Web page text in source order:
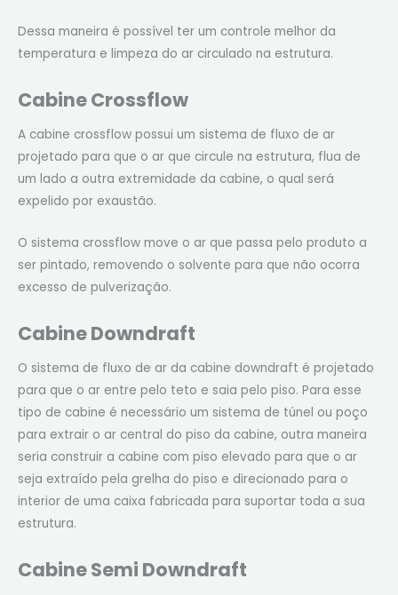
Dessa maneira é possível ter um controle melhor da
temperatura e limpeza do ar circulado na estrutura.
Cabine Crossflow
A cabine crossflow possui um sistema de fluxo de ar
projetado para que o ar que circule na estrutura, flua de
um lado a outra extremidade da cabine, o qual será
expelido por exaustão.
O sistema crossflow move o ar que passa pelo produto a
ser pintado, removendo o solvente para que não ocorra
excesso de pulverização.
Cabine Downdraft
O sistema de fluxo de ar da cabine downdraft é projetado
para que o ar entre pelo teto e saia pelo piso. Para esse
tipo de cabine é necessário um sistema de túnel ou poço
para extrair o ar central do piso da cabine, outra maneira
seria construir a cabine com piso elevado para que o ar
seja extraído pela grelha do piso e direcionado para o
interior de uma caixa fabricada para suportar toda a sua
estrutura.
Cabine Semi Downdraft